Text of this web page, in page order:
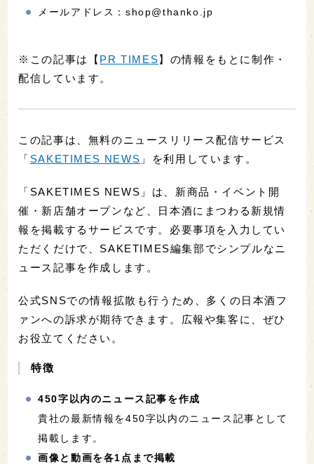
メールアドレス：shop@thanko.jp
※この記事は【 PR TIMES】の情報をもとに制作・
配信しています。
この記事は、無料のニュースリリース配信サービス
「 SAKETIMES NEWS 」を利用しています。
「SAKETIMES NEWS」は、新商品・イベント開
催・新店舗オープンなど、日本酒にまつわる新規情
報を掲載するサービスです。必要事項を入力してい
ただくだけで、SAKETIMES編集部でシンプルなニ
ュース記事を作成します。
公式SNSでの情報拡散も行うため、多くの日本酒フ
ァンへの訴求が期待できます。広報や集客に、ぜひ
お役立てください。
特徴
450字以内のニュース記事を作成
貴社の最新情報を450字以内のニュース記事として
掲載します。
画像と動画を各1点まで掲載